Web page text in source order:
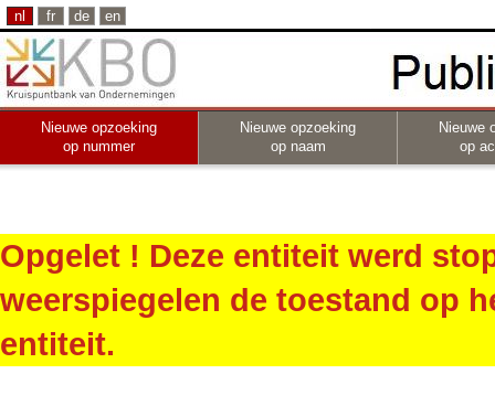
nl fr de en
Nieuwe opzoeking
op nummer
Nieuwe opzoeking
op naam
Nieuwe
op
Opgelet ! Deze entiteit werd
weerspiegelen de toestand op
entiteit.